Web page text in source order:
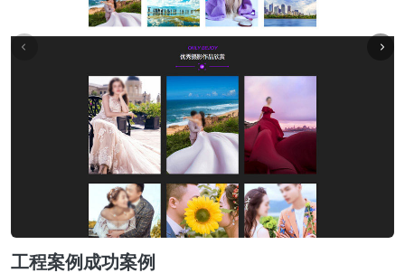
工程案例成功案例